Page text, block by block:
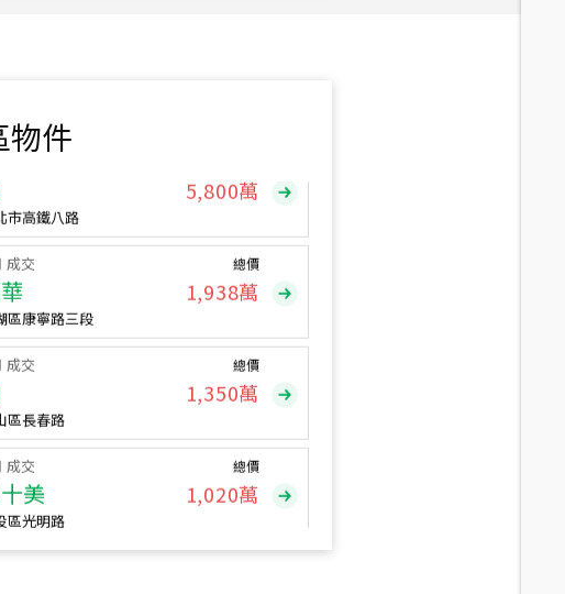
物件
成交
高鐵八路
成交
區康寧路三段
總價
1,938萬
成交
長春路
總價
1,350萬
成交
美
光明路
總價
1,020萬